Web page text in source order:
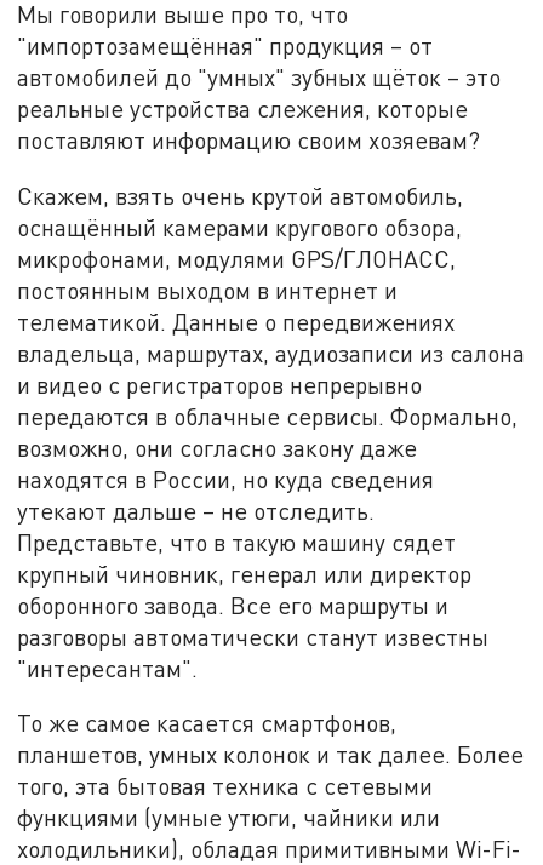
Мы говорили выше про то, что
"импортозамещённая" продукция – от
автомобилей до "умных" зубных щёток – это
реальные устройства слежения, которые
поставляют информацию своим хозяевам?
Скажем, взять очень крутой автомобиль,
оснащённый камерами кругового обзора,
микрофонами, модулями GPS/ГЛОНАСС,
постоянным выходом в интернет и
телематикой. Данные о передвижениях
владельца, маршрутах, аудиозаписи из салона
и видео с регистраторов непрерывно
передаются в облачные сервисы. Формально,
возможно, они согласно закону даже
находятся в России, но куда сведения
утекают дальше – не отследить.
Представьте, что в такую машину сядет
крупный чиновник, генерал или директор
оборонного завода. Все его маршруты и
разговоры автоматически станут известны
"интересантам".
То же самое касается смартфонов,
планшетов, умных колонок и так далее. Более
того, эта бытовая техника с сетевыми
функциями (умные утюги, чайники или
холодильники), обладая примитивными Wi-Fi-